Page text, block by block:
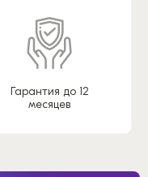
Гарантия до 12
месяцев